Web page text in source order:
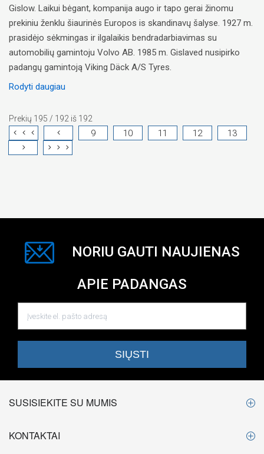
Gislow. Laikui bėgant, kompanija augo ir tapo gerai žinomu
prekiniu ženklu šiaurinės Europos is skandinavų šalyse. 1927 m.
prasidėjo sėkmingas ir ilgalaikis bendradarbiavimas su
automobilių gamintoju Volvo AB. 1985 m. Gislaved nusipirko
padangų gamintoją Viking Däck A/S Tyres.
Rodyti daugiau
Prekių 195 / 192 iš 192
9 10 11 12 13
NORIU GAUTI NAUJIENAS
APIE PADANGAS
SUSISIEKITE SU MUMIS
KONTAKTAI